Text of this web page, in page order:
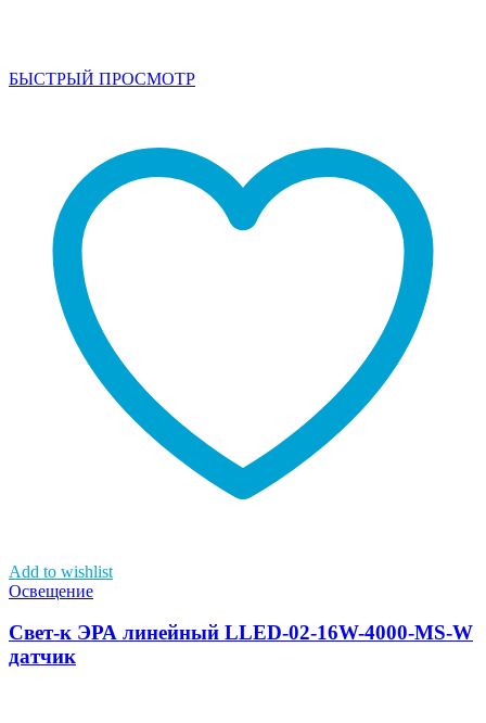
БЫСТРЫЙ ПРОСМОТР
Add to wishlist
Освещение
Свет-к ЭРА линейный LLED-02-16W-4000-MS-W
датчик